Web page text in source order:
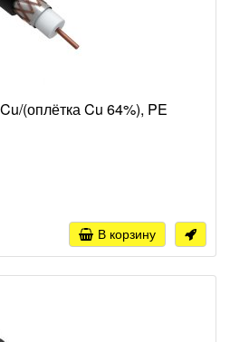
(оплётка Cu 64%), PE
В корзину